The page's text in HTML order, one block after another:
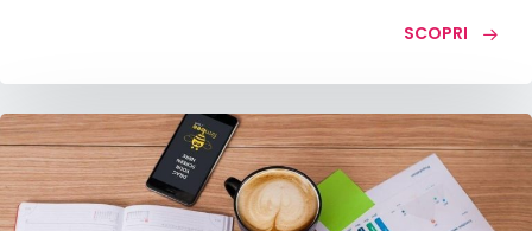
SCOPRI
Come
fare
un’analisi
di